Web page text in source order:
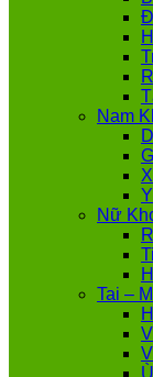
Nam
Nữ
Tai –